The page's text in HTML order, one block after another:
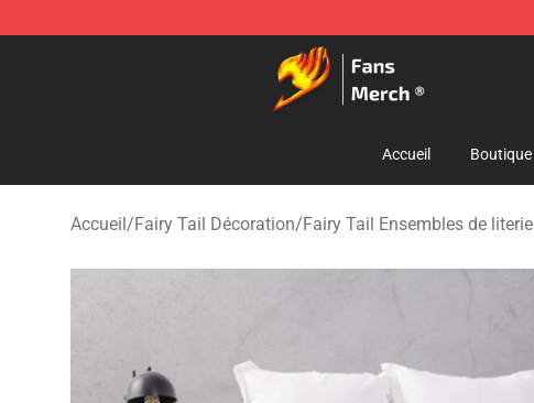
Fairy Tail Store - Official Fairy Tail Merchandise Shop
Accueil Boutique
Accueil/Fairy Tail Décoration/Fairy Tail Ensembles de literie